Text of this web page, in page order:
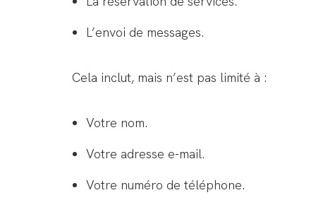
L’envoi de messages.
Cela inclut, mais n’est pas limité à :
Votre nom.
Votre adresse e-mail.
Votre numéro de téléphone.